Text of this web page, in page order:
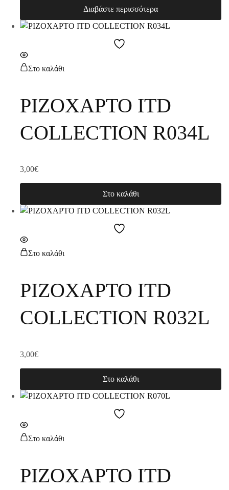
Διαβάστε περισσότερα
Στο καλάθι
ΡΙΖΟΧΑΡΤΟ ITD
COLLECTION R034L
3,00€
Στο καλάθι
Στο καλάθι
ΡΙΖΟΧΑΡΤΟ ITD
COLLECTION R032L
3,00€
Στο καλάθι
Στο καλάθι
ΡΙΖΟΧΑΡΤΟ ITD